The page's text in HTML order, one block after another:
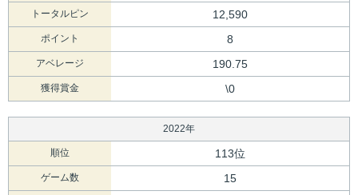
トータルピン 12,590
ポイント 8
アベレージ 190.75
獲得賞金 \0
2022年
順位 113位
ゲーム数 15